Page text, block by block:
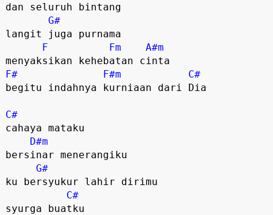
dan seluruh bintang
G#
langit juga purnama
F
Fm
A#m
F#
F#m
C#
begitu indahnya kurniaan dari Dia
C#
cahaya mataku
D#m
bersinar menerangiku
G#
ku bersyukur lahir dirimu
C#
syurga buatku